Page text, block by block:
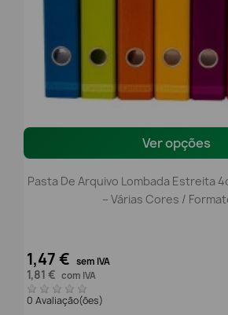
Ver opções
Pasta De Arquivo Lombada Estreita
– Várias Cores /
1,47 € sem IVA
1,81 € com IVA
0 Avaliação(ões)